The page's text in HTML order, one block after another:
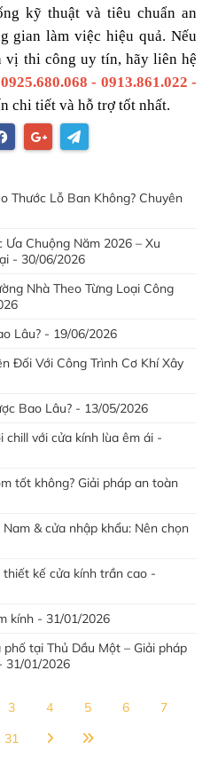
kỹ thuật và tiêu chuẩn an
gian làm việc hiệu quả. Nếu
vị thi công uy tín, hãy liên hệ
0925.680.068 - 0913.861.022 -
chi tiết và hỗ trợ tốt nhất.
Thước Lỗ Ban Không? Chuyên
Chuộng Năm 2026 – Xu
- 30/06/2026
Nhà Theo Từng Loại Công
Lâu? - 19/06/2026
Đối Với Công Trình Cơ Khí Xây
Bao Lâu? - 13/05/2026
chill với cửa kính lùa êm ái -
tốt không? Giải pháp an toàn
& cửa nhập khẩu: Nên chọn
kế cửa kính trần cao -
kính - 31/01/2026
tại Thủ Dầu Một – Giải pháp
31/01/2026
3 4 5 6
7
31